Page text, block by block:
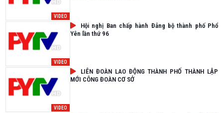
VIDEO
VIDEO
Hội nghị Ban chấp hành Đảng bộ thành phố Phổ
Yên lần thứ 96
VIDEO
LIÊN ĐOÀN LAO ĐỘNG THÀNH PHỐ THÀNH LẬP
MỚI CÔNG ĐOÀN CƠ SỞ